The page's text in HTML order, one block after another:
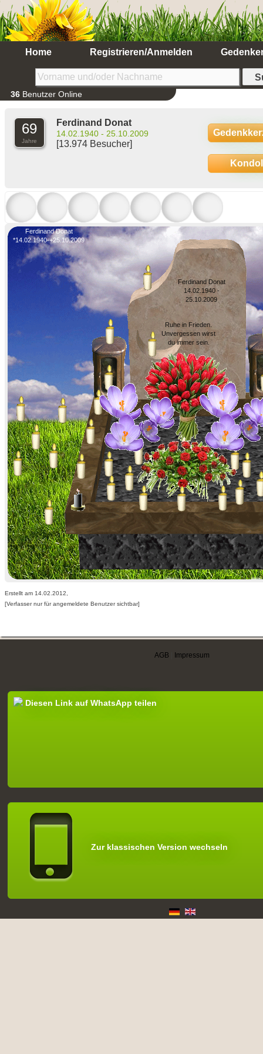
Home Registrieren/Anmelden
36 Benutzer Online
69
Jahre
Ferdinand Donat
14.02.1940 - 25.10.2009
[13.974 Besucher]
Ferdinand Donat
*14.02.1940-+25.10.2009
Ruhe in Frieden.
Unvergessen wirst
du immer sein.
Ferdinand Donat
14.02.1940 -
25.10.2009
Erstellt am 14.02.2012,
[Verfasser nur für angemeldete Benutzer sichtbar]
AGB Impressum
Diesen Link auf WhatsApp teilen
Zur klassischen Version wechseln